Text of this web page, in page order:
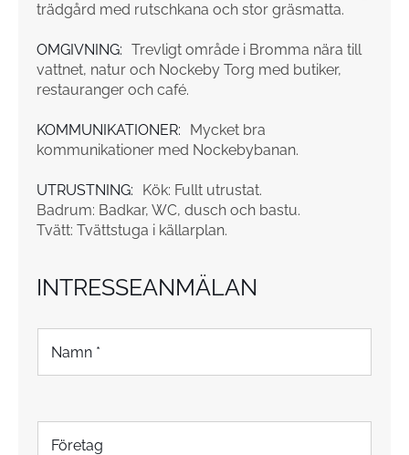
trädgård med rutschkana och stor gräsmatta.
OMGIVNING: Trevligt område i Bromma nära till
vattnet, natur och Nockeby Torg med butiker,
restauranger och café.
KOMMUNIKATIONER:
Mycket bra
kommunikationer med Nockebybanan.
UTRUSTNING:
Kök: Fullt utrustat.
Badrum: Badkar, WC, dusch och bastu.
Tvätt: Tvättstuga i källarplan.
INTRESSEANMÄLAN
m